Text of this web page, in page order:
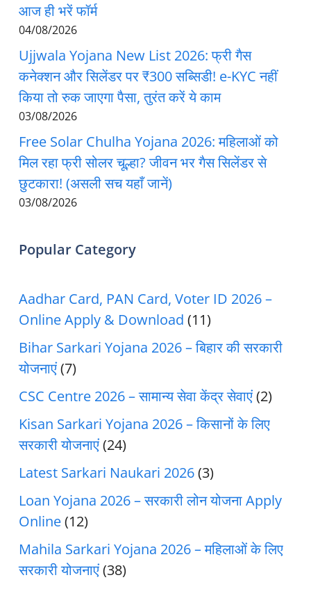
आज ही भरें फॉर्म
04/08/2026
Ujjwala Yojana New List 2026: फ्री गैस
कनेक्शन और सिलेंडर पर ₹300 सब्सिडी! e-KYC नहीं
किया तो रुक जाएगा पैसा, तुरंत करें ये काम
03/08/2026
Free Solar Chulha Yojana 2026: महिलाओं को
मिल रहा फ्री सोलर चूल्हा? जीवन भर गैस सिलेंडर से
छुटकारा! (असली सच यहाँ जानें)
03/08/2026
Popular Category
Aadhar Card, PAN Card, Voter ID 2026 –
Online Apply & Download (11)
Bihar Sarkari Yojana 2026 – बिहार की सरकारी
योजनाएं(7)
CSC Centre 2026 – सामान्य सेवा केंद्र सेवाएं(2)
Kisan Sarkari Yojana 2026 – किसानों के लिए
सरकारी योजनाएं(24)
Latest Sarkari Naukari 2026(3)
Loan Yojana 2026 – सरकारी लोन योजना Apply
Online(12)
Mahila Sarkari Yojana 2026 – महिलाओं के लिए
सरकारी योजनाएं(38)